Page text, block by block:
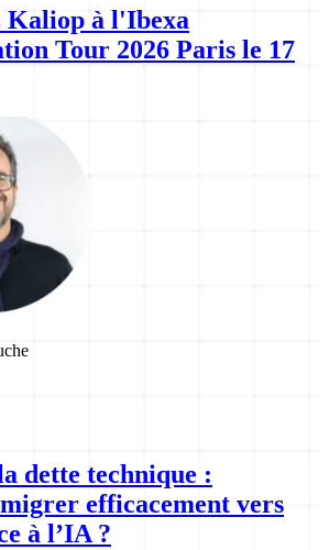
Kaliop à l'Ibexa
Tour 2026 Paris le 17
dette technique :
efficacement vers
à l’IA ?